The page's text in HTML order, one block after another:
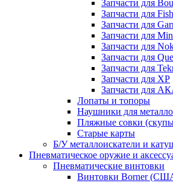
Запчасти для
Запчасти для
Запчасти для
Запчасти для
Запчасти для
Запчасти для
Запчасти для
Запчасти для XP
Запчасти для
Лопаты и топоры
Наушники для
Пляжные совки
Старые карты
Б/У металлоискатели и
Пневматическое оружие и
Пневматические винтовки
Винтовки Borner